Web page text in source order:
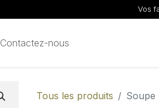
Vos
Contactez-nous
Tous les produits Soupe